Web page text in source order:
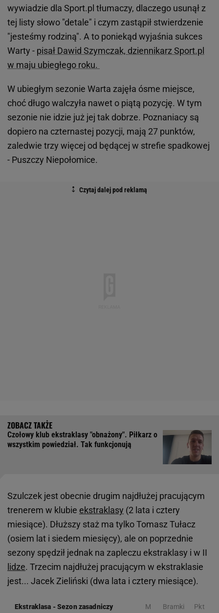
wywiadzie dla Sport.pl tłumaczy, dlaczego usunął z
tej listy słowo "detale" i czym zastąpił stwierdzenie
"jesteśmy rodziną". A to poniekąd wyjaśnia sukces
Warty - pisał Dawid Szymczak, dziennikarz Sport.pl
w maju ubiegłego roku.
W ubiegłym sezonie Warta zajęła ósme miejsce,
choć długo walczyła nawet o piątą pozycję. W tym
sezonie nie idzie już jej tak dobrze. Poznaniacy są
dopiero na czternastej pozycji, mają 27 punktów,
zaledwie trzy więcej od będącej w strefie spadkowej
- Puszczy Niepołomice.
Czołowy klub ekstraklasy "obnażony". Piłkarz o
wszystkim powiedział. Tak funkcjonują
Szulczek jest obecnie drugim najdłużej pracującym
trenerem w klubie ekstraklasy (2 lata i cztery
miesiące). Dłuższy staż ma tylko Tomasz Tułacz
(osiem lat i siedem miesięcy), ale on poprzednie
sezony spędził jednak na zapleczu ekstraklasy i w II
lidze. Trzecim najdłużej pracującym w ekstraklasie
jest... Jacek Zieliński (dwa lata i cztery miesiące).
Ekstraklasa - Sezon zasadniczy M Bramki Pkt